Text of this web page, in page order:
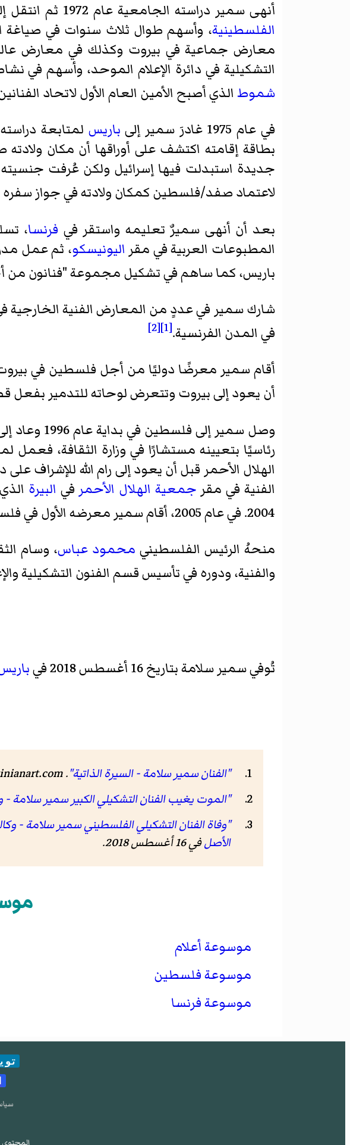
أنهى سمير دراسته الجامعية عام 1972 ثم انتقل إلى بيروت حيث التحق بدائرة الإعلام الموحد التابعة
الفلسطينية، وأسهم طوال ثلاث سنوات في صياغة
معارض جماعية في بيروت وكذلك في معارض
التشكيلية في دائرة الإعلام الموحد، وأسهم في
شموط الذي أصبح الأمين العام الأول لاتحاد
في عام 1975 غادرَ سمير إلى باريس لمتابعة
بطاقة إقامته اكتشف على أوراقها أن مكان
جديدة استبدلت فيها إسرائيل ولكن عُرفت
لاعتماد صفد/فلسطين كمكان ولادته في جواز
بعد أن أنهى سميرٌ تعليمه واستقر في فرنسا،
المطبوعات العربية في مقر اليونيسكو، ثم عمل
باريس، كما ساهم في تشكيل مجموعة "فنانون
شارك سمير في عددٍ من المعارض الفنية الخارجية
في المدن الفرنسية.[1]
[2]
أقام سمير معرضًا دوليًا من أجل فلسطين في
أن يعود إلى بيروت وتتعرض لوحاته للتدمير بفعل
وصل سمير إلى فلسطين في بداية عام 1996 وعاد إلى صفد للمرة الأولى لكنه فشل في العثور على بيته. تسلم في
رئاسيًا بتعيينه مستشارًا في وزارة الثقافة،
الهلال الأحمر قبل أن يعود إلى رام الله للإشراف
الفنية في مقر جمعية الهلال الأحمر في البيرة
2004. في عام 2005، أقام سمير معرضه الأول في فلسطين.
منحهُ الرئيس الفلسطيني محمود عباس، وسام
والفنية، ودوره في تأسيس قسم الفنون التشكيلية
تُوفي سمير سلامة بتاريخ 16 أغسطس 2018 في
"الفنان سمير سلامة - السيرة الذاتية".
"الموت يغيب الفنان التشكيلي الكبير سمير سلامة -
"وفاة الفنان التشكيلي الفلسطيني سمير سلامة -
الأصلفي 16 أغسطس 2018 .
موسوعة أعلام
موسوعة فلسطين
موسوعة فرنسا